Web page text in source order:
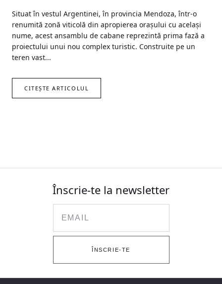
Situat în vestul Argentinei, în provincia Mendoza, într-o
renumită zonă viticolă din apropierea orașului cu același
nume, acest ansamblu de cabane reprezintă prima fază a
proiectului unui nou complex turistic. Construite pe un
teren vast...
CITEȘTE ARTICOLUL
Înscrie-te la newsletter
ÎNSCRIE-TE